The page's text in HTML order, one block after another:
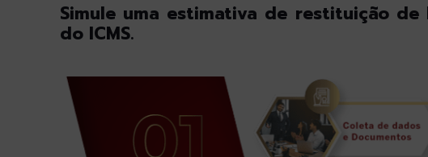
Simule uma estimativa de restituição de
do ICMS.